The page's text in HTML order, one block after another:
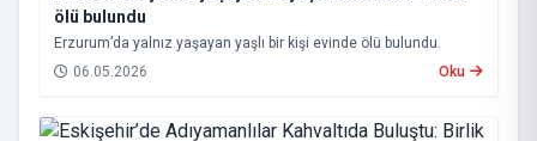
ölü bulundu
Erzurum’da yalnız yaşayan yaşlı bir kişi evinde ölü bulundu.
06.05.2026
Oku